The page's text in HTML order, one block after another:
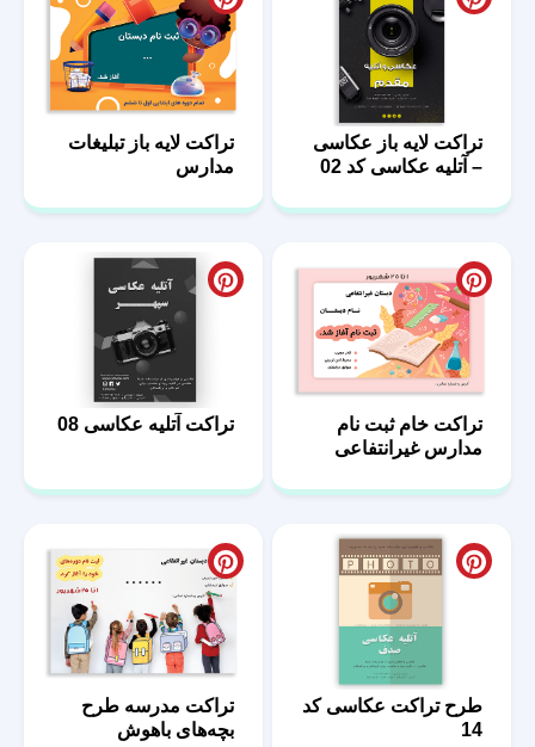
تراکت لایه باز عکاسی
– آتلیه عکاسی کد 02
تراکت لایه باز تبلیغات
مدارس
تراکت خام ثبت نام
مدارس غیرانتفاعی
تراکت آتلیه عکاسی 08
طرح تراکت عکاسی کد
14
تراکت مدرسه طرح
بچه‌های باهوش